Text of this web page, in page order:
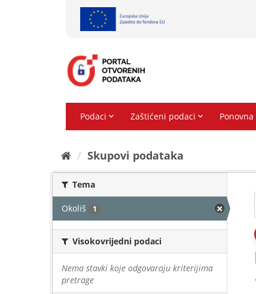
Skupovi podаtаkа
Tema
Okoliš 1
Visokovrijedni podaci
Nema stavki koje odgovaraju kriterijima
pretrage